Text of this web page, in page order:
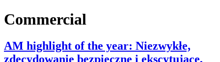
Commercial
AM highlight of the year: Niezwykłe,
zdecydowanie bezpieczne i ekscytujące,